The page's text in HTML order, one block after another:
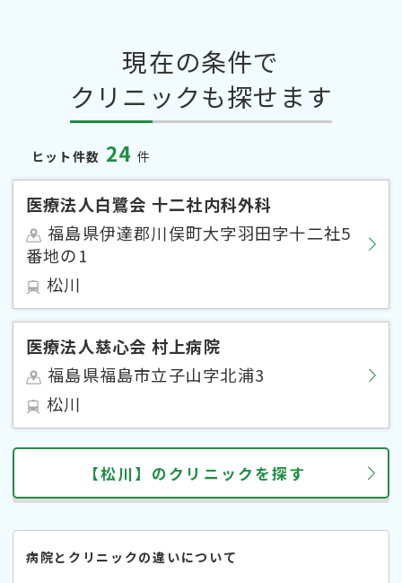
現在の条件で
クリニックも探せます
ヒット件数 24 件
医療法人白鷺会 十二社内科外科
福島県伊達郡川俣町大字羽田字十二社5
番地の1
松川
医療法人慈心会 村上病院
福島県福島市立子山字北浦3
松川
【松川】のクリニックを探す
病院とクリニックの違いについて